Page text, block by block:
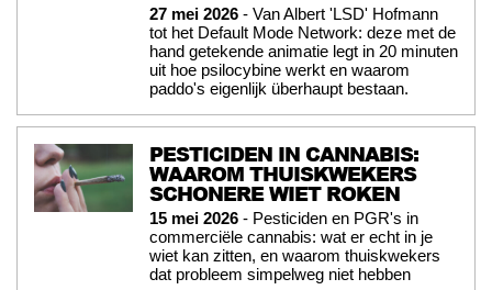
27 mei 2026 - Van Albert 'LSD' Hofmann
tot het Default Mode Network: deze met de
hand getekende animatie legt in 20 minuten
uit hoe psilocybine werkt en waarom
paddo's eigenlijk überhaupt bestaan.
PESTICIDEN IN CANNABIS:
WAAROM THUISKWEKERS
SCHONERE WIET ROKEN
15 mei 2026 - Pesticiden en PGR's in
commerciële cannabis: wat er echt in je
wiet kan zitten, en waarom thuiskwekers
dat probleem simpelweg niet hebben